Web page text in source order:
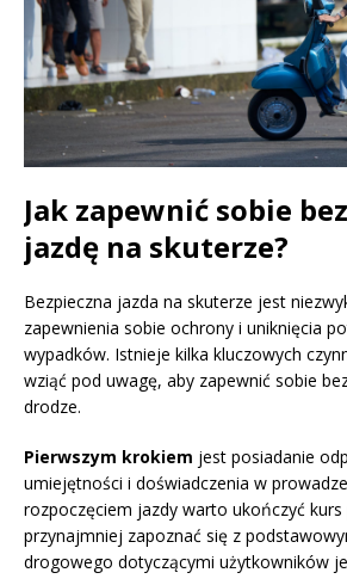
Jak zapewnić sobie
jazdę na skuterze?
Bezpieczna jazda na skuterze jest
zapewnienia sobie ochrony i uniknięcia
wypadków. Istnieje kilka kluczowych
wziąć pod uwagę, aby zapewnić sobie
drodze.
Pierwszym krokiem jest posiadanie
umiejętności i doświadczenia w
rozpoczęciem jazdy warto ukończyć kurs
przynajmniej zapoznać się z
drogowego dotyczącymi użytkowników